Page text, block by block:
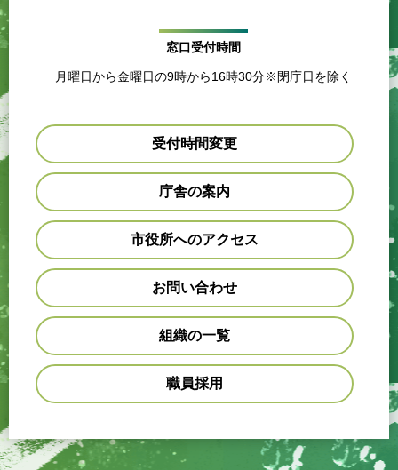
窓口受付時間
月曜日から金曜日の9時から16時30分※閉庁日を除く
受付時間変更
庁舎の案内
市役所へのアクセス
お問い合わせ
組織の一覧
職員採用